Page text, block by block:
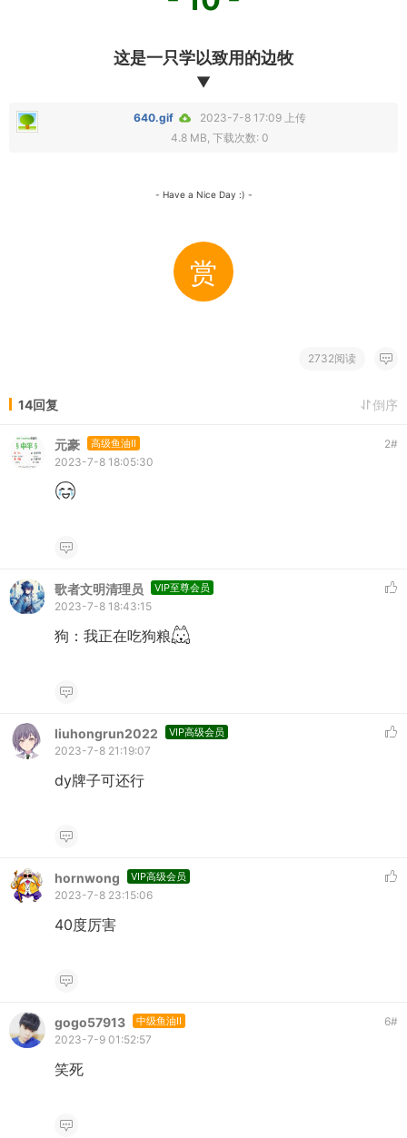
这是一只学以致用的边牧
▼
640.gif
2023-7-8 17:09 上传
4.8 MB, 下载次数: 0
- Have a Nice Day :) -
赏
2732阅读
14回复 倒序
元豪 高级鱼油II 2#
2023-7-8 18:05:30
歌者文明清理员 VIP至尊会员
2023-7-8 18:43:15
狗：我正在吃狗粮
liuhongrun2022 VIP高级会员
2023-7-8 21:19:07
dy牌子可还行
hornwong VIP高级会员
2023-7-8 23:15:06
40度厉害
gogo57913 中级鱼油II 6#
2023-7-9 01:52:57
笑死